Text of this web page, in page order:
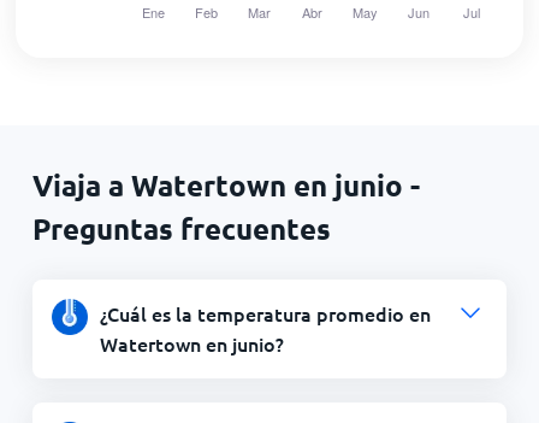
Viaja a Watertown en junio -
Preguntas frecuentes
¿Cuál es la temperatura promedio en
Watertown en junio?